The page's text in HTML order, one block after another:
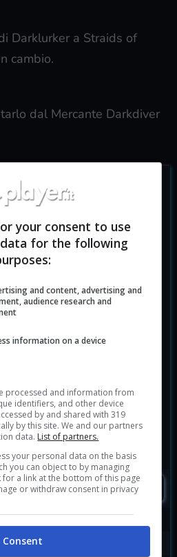
Darklurker a Straids of
cambio.
dal Mercante Darkdiver
SEGUIMI
From Software
Bandai Namco
your consent to use
for the following
and content, advertising and
audience research and
information on a device
processed and information from
identifiers, and other device
by and shared with 319
by this site. We and our partners
data. List of partners.
your personal data on the basis
you can object to by managing
a link at the bottom of this page
or withdraw consent in privacy
Consent